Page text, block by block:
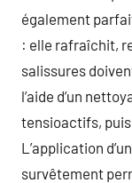
également
: elle rafraîchit,
salissures
l’aide d’un
tensioactifs,
L’application
survêtement